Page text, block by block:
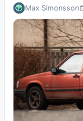
Max Simonsson